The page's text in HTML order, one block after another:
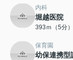
内科
堀越医院
393ｍ（5分）
保育園
幼保連携型